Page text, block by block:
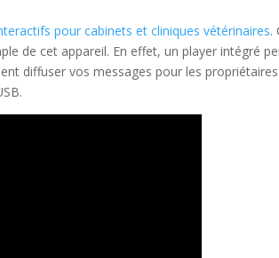
pour cabinets et cliniques vétérinaires.
de cet appareil. En effet, un player intégré
diffuser vos messages pour les